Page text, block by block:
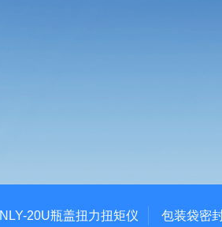
NLY-20U瓶盖扭力扭矩仪 包装袋密